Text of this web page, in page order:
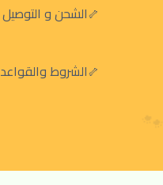
الشحن و التوصيل
الشروط والقواعد